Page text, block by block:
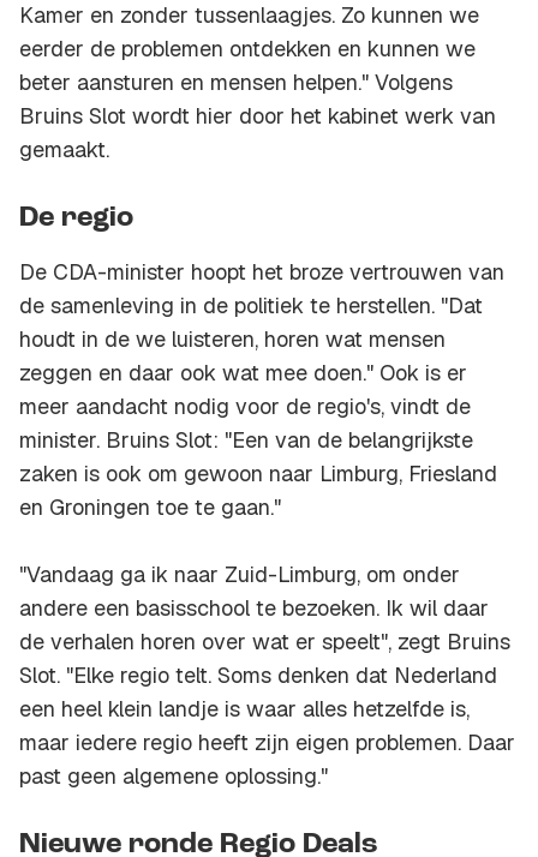
Kamer en zonder tussenlaagjes. Zo kunnen we
eerder de problemen ontdekken en kunnen we
beter aansturen en mensen helpen." Volgens
Bruins Slot wordt hier door het kabinet werk van
gemaakt.
De regio
De CDA-minister hoopt het broze vertrouwen van
de samenleving in de politiek te herstellen. "Dat
houdt in de we luisteren, horen wat mensen
zeggen en daar ook wat mee doen." Ook is er
meer aandacht nodig voor de regio's, vindt de
minister. Bruins Slot: "Een van de belangrijkste
zaken is ook om gewoon naar Limburg, Friesland
en Groningen toe te gaan."
"Vandaag ga ik naar Zuid-Limburg, om onder
andere een basisschool te bezoeken. Ik wil daar
de verhalen horen over wat er speelt", zegt Bruins
Slot. "Elke regio telt. Soms denken dat Nederland
een heel klein landje is waar alles hetzelfde is,
maar iedere regio heeft zijn eigen problemen. Daar
past geen algemene oplossing."
Nieuwe ronde Regio Deals